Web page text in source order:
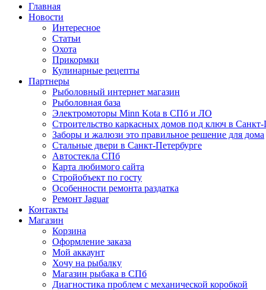
Главная
Новости
Интересное
Статьи
Охота
Прикормки
Кулинарные рецепты
Партнеры
Рыболовный интернет магазин
Рыболовная база
Электромоторы Minn Kota в СПб и ЛО
Строительство каркасных домов под ключ в Санкт-
Заборы и жалюзи это правильное решение для дома
Стальные двери в Санкт-Петербурге
Автостекла СПб
Карта любимого сайта
Стройобъект по госту
Особенности ремонта раздатка
Ремонт Jaguar
Контакты
Магазин
Корзина
Оформление заказа
Мой аккаунт
Хочу на рыбалку
Магазин рыбака в СПб
Диагностика проблем с механической коробкой